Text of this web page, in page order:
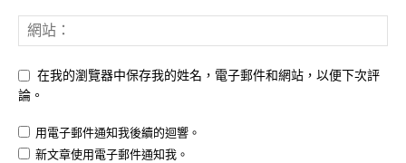
在我的瀏覽器中保存我的姓名，電子郵件和網站，以便下次評
論。
用電子郵件通知我後續的迴響。
新文章使用電子郵件通知我。